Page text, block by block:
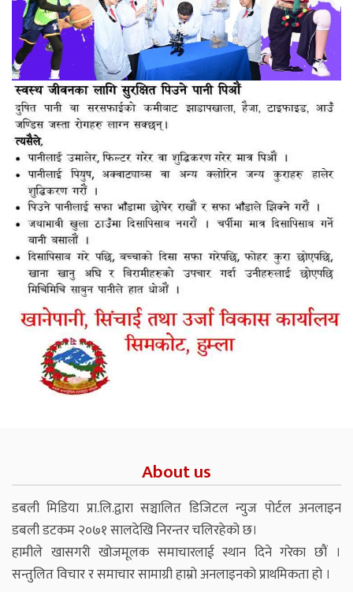
About us
डबली मिडिया प्रा.लि.द्वारा सञ्चालित डिजिटल न्युज पोर्टल अनलाइन
डबली डटकम २०७१ सालदेखि निरन्तर चलिरहेको छ।
हामीले खासगरी खोजमूलक समाचारलाई स्थान दिने गरेका छौं ।
सन्तुलित विचार र समाचार सामाग्री हाम्रो अनलाइनको प्राथमिकता हो ।